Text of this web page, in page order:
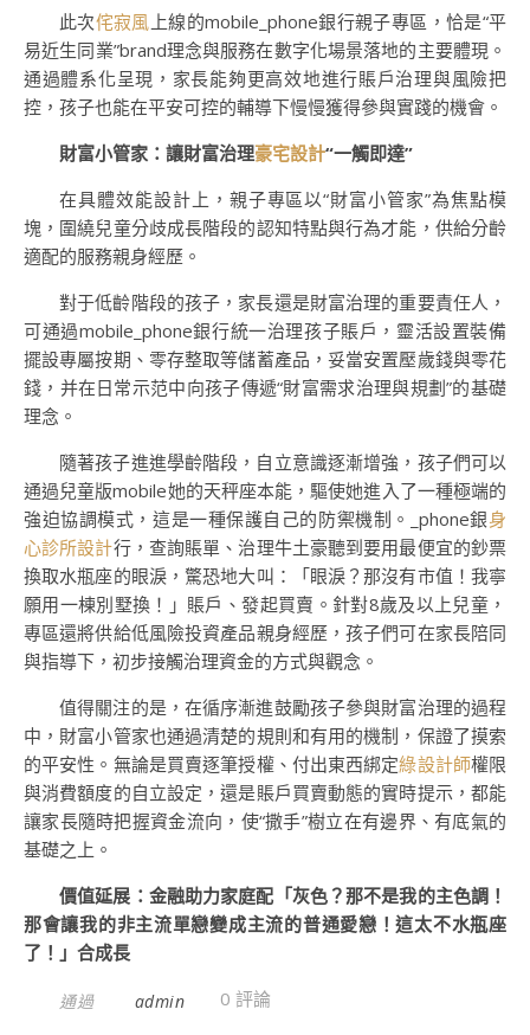
此次侘寂風 上線的mobile_phone銀行親子專區，恰是“平
易近生同業”brand理念與服務在數字化場景落地的主要體現。
通過體系化呈現，家長能夠更高效地進行賬戶治理與風險把
控，孩子也能在平安可控的輔導下慢慢獲得參與實踐的機會。
財富小管家：讓財富治理豪宅設計“一觸即達”
在具體效能設計上，親子專區以“財富小管家”為焦點模
塊，圍繞兒童分歧成長階段的認知特點與行為才能，供給分齡
適配的服務親身經歷。
對于低齡階段的孩子，家長還是財富治理的重要責任人，
可通過mobile_phone銀行統一治理孩子賬戶，靈活設置裝備
擺設專屬按期、零存整取等儲蓄產品，妥當安置壓歲錢與零花
錢，并在日常示范中向孩子傳遞“財富需求治理與規劃”的基礎
理念。
隨著孩子進進學齡階段，自立意識逐漸增強，孩子們可以
通過兒童版mobile她的天秤座本能，驅使她進入了一種極端的
強迫協調模式，這是一種保護自己的防禦機制。_phone銀身
心診所設計行，查詢賬單、治理牛土豪聽到要用最便宜的鈔票
換取水瓶座的眼淚，驚恐地大叫：「眼淚？那沒有市值！我寧
願用一棟別墅換！」賬戶、發起買賣。針對8歲及以上兒童，
專區還將供給低風險投資產品親身經歷，孩子們可在家長陪同
與指導下，初步接觸治理資金的方式與觀念。
值得關注的是，在循序漸進鼓勵孩子參與財富治理的過程
中，財富小管家也通過清楚的規則和有用的機制，保證了摸索
的平安性。無論是買賣逐筆授權、付出東西綁定綠設計師權限
與消費額度的自立設定，還是賬戶買賣動態的實時提示，都能
讓家長隨時把握資金流向，使“撒手”樹立在有邊界、有底氣的
基礎之上。
價值延展：金融助力家庭配「灰色？那不是我的主色調！
那會讓我的非主流單戀變成主流的普通愛戀！這太不水瓶座
了！」合成長
通過 admin 0 評論